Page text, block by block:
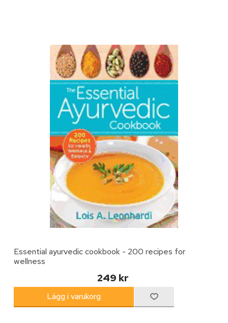
Essential ayurvedic cookbook - 200 recipes for
wellness
249 kr